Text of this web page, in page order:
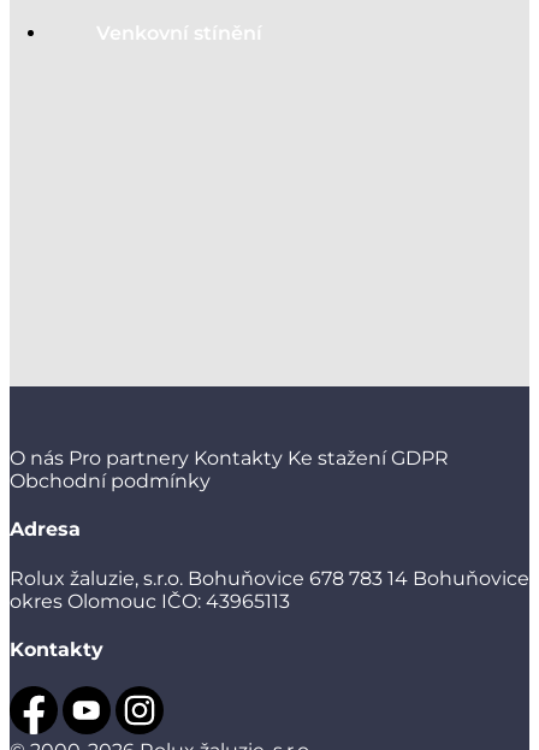
Venkovní stínění
O nás Pro partnery Kontakty Ke stažení GDPR
Obchodní podmínky
Adresa
Rolux žaluzie, s.r.o. Bohuňovice 678 783 14 Bohuňovice
okres Olomouc IČO: 43965113
Kontakty